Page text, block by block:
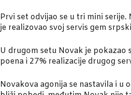
Prvi set odvijao se u tri mini
je realizovao svoj servis gem
U drugom setu Novak je
poena i 27% realizacije drugog
Novakova agonija se nastavila i u